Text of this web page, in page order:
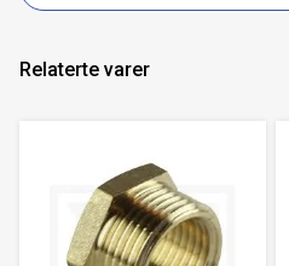
Relaterte varer